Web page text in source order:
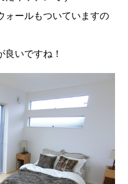
ォールもついていますの
良いですね！